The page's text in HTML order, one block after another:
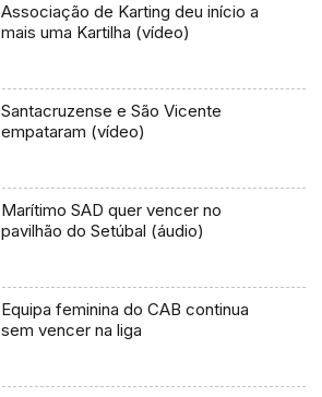
Associação de Karting deu início a
mais uma Kartilha (vídeo)
Santacruzense e São Vicente
empataram (vídeo)
Marítimo SAD quer vencer no
pavilhão do Setúbal (áudio)
Equipa feminina do CAB continua
sem vencer na liga